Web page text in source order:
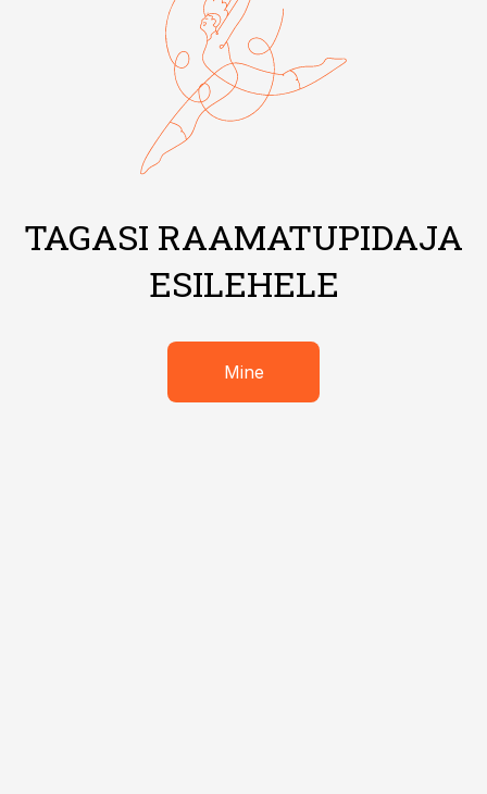
TAGASI RAAMATUPIDAJA
ESILEHELE
Mine